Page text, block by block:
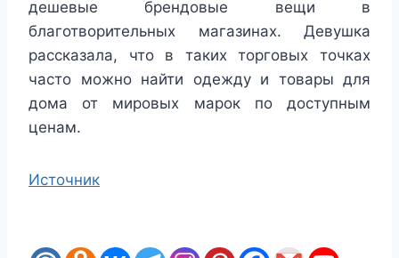
дешевые брендовые вещи в
благотворительных магазинах. Девушка
рассказала, что в таких торговых точках
часто можно найти одежду и товары для
дома от мировых марок по доступным
ценам.
Источник